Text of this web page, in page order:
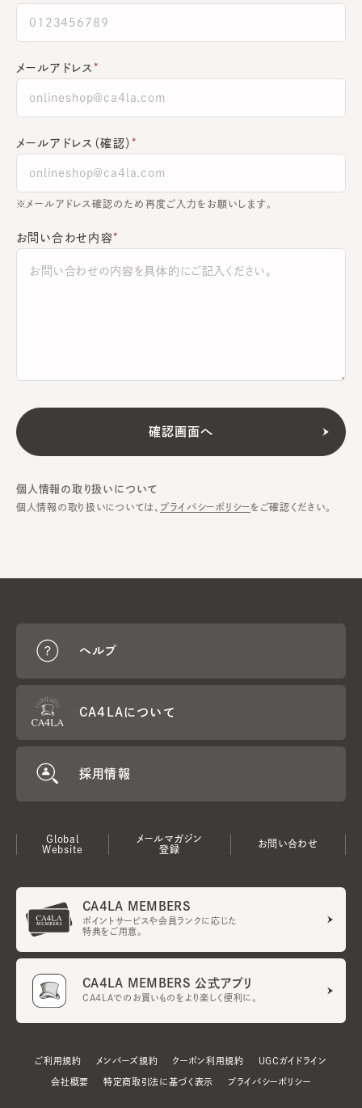
メールアドレス
メールアドレス（確認）
※メールアドレス確認のため再度ご入力をお願いします。
お問い合わせ内容
個人情報の取り扱いについて
個人情報の取り扱いについては、 プライバシーポリシーをご確認ください。
ヘルプ
CA4LAについて
採用情報
Global
Website
メールマガジン
登録
お問い合わせ
CA4LA MEMBERS
ポイントサービスや会員ランクに応じた
特典をご用意。
CA4LA MEMBERS 公式アプリ
CA4LAでのお買いものをより楽しく便利に。
ご利用規約 メンバーズ規約 クーポン利用規約 UGCガイドライン
会社概要 特定商取引法に基づく表示 プライバシーポリシー